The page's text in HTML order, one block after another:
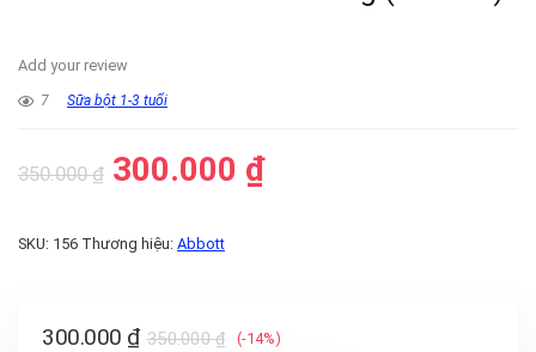
Add your review
7 Sữa bột 1-3 tuổi
350.000₫ 300.000 ₫
SKU: 156 Thương hiệu: Abbott
350.000₫
300.000 ₫ (-14%)